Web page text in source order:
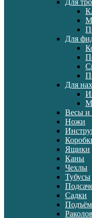
Для
Для
Для
Весы и
Ножи
Ящики
Каны
Чехлы
Тубусы
Садки